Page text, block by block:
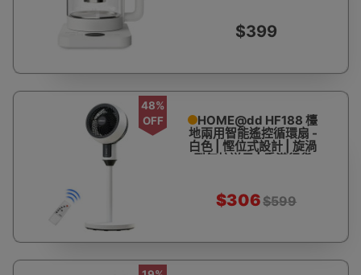
$399
48%
OFF
HOME@dd HF188 檯
地兩用智能遙控循環扇 -
白色 | 慳位式設計 | 旋渦
型氣柱送風 | 香港行貨
$306$599